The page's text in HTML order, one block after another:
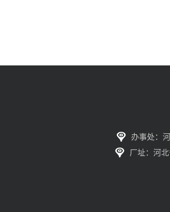
办事处：
厂址：河